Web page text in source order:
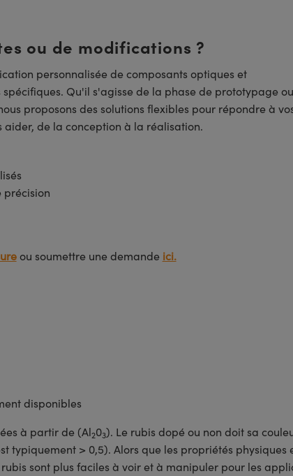
ou de modifications ?
personnalisée de composants optiques et
Qu'il s'agisse de la phase de prototypage ou
proposons des solutions flexibles pour répondre à
aider, de la conception à la réalisation.
précision
ou soumettre une demande ici.
disponibles
à partir de (Al203). Le rubis dopé ou non doit sa
typiquement > 0,5). Alors que les propriétés
sont plus faciles à voir et à manipuler pour les